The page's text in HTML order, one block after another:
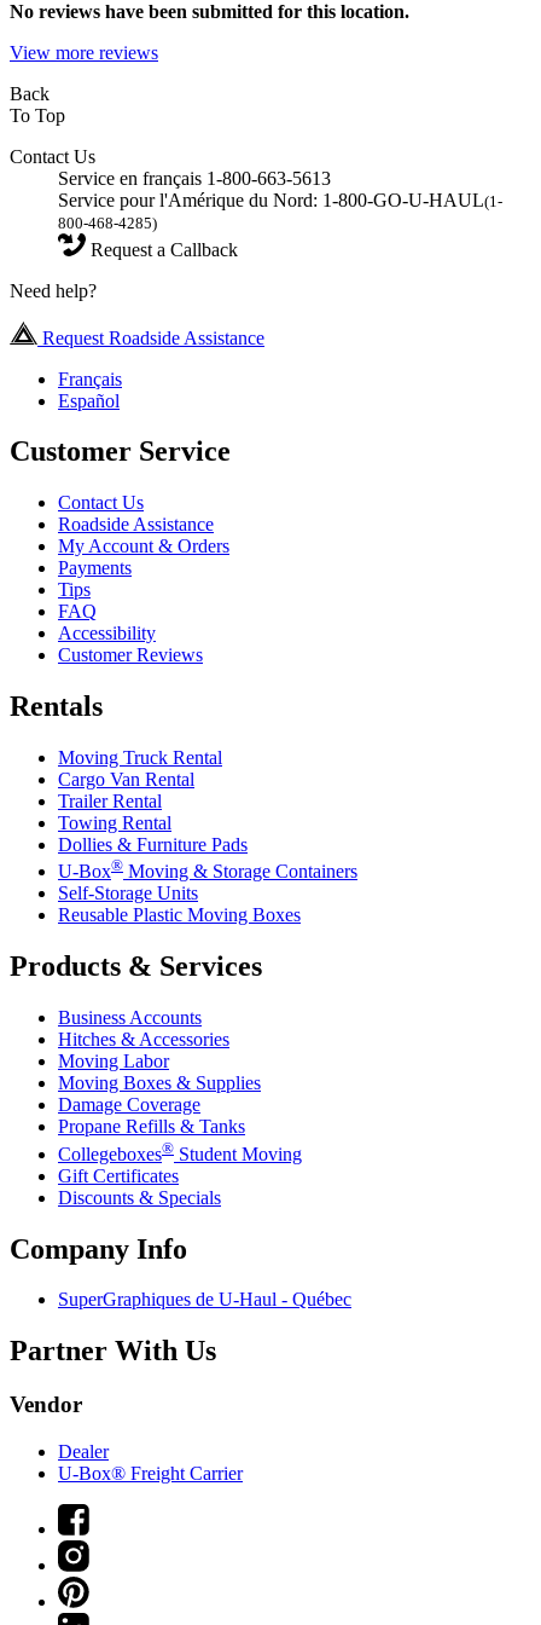
No reviews have been submitted for this location.
View more reviews
Back
To Top
Contact Us
Service en français 1-800-663-5613
Service pour l'Amérique du Nord: 1-800-GO-U-HAUL(1-
800-468-4285)
Request a Callback
Need help?
Request Roadside Assistance
Français
Español
Customer Service
Contact Us
Roadside Assistance
My Account & Orders
Payments
Tips
FAQ
Accessibility
Customer Reviews
Rentals
Moving Truck Rental
Cargo Van Rental
Trailer Rental
Towing Rental
Dollies & Furniture Pads
U-Box® Moving & Storage Containers
Self-Storage Units
Reusable Plastic Moving Boxes
Products & Services
Business Accounts
Hitches & Accessories
Moving Labor
Moving Boxes & Supplies
Damage Coverage
Propane Refills & Tanks
Collegeboxes® Student Moving
Gift Certificates
Discounts & Specials
Company Info
SuperGraphiques de U-Haul - Québec
Partner With Us
Vendor
Dealer
U-Box® Freight Carrier